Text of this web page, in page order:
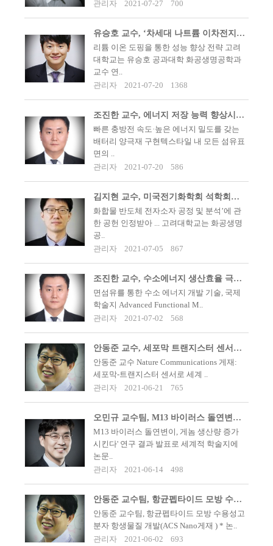
관리자
2021-07-27 700
유승호 교수, ‘차세대 나트륨 이차전지 양극 소재’ 개발
리튬 이온 도핑을 통한 성능 향상 전략 고려
대학교는 유승호 공과대학 화공생명공학과
교수 연..
관리자
2021-07-20 1368
조진한 교수, 에너지 저장 능력 향상시키는 텍스타일 기반 배터리 전극개발
빠른 충방전 속도·높은 에너지 밀도를 갖는
배터리 양극재 구현텍스타일 내 모든 섬유표
면의 ..
관리자
2021-07-20 586
김지현 교수, 미국전기화학회 석학회원에 선정되다.
화합물 반도체 전자소자 공정 및 분석’에 관
한 공헌 인정받아 ... 고려대학교는 화공생명
공..
관리자
2021-07-05 867
조진한 교수, 수소에너지 생산효율 극대화하는 면섬유 기반 물 분해 전극개발
면섬유를 통한 수소 에너지 개발 기술, 국제
학술지 Advanced Functional M..
관리자
2021-07-02 568
안동준 교수, 세포막 트랜지스터 센서로 Nature Communications 게재
안동준 교수 Nature Communications 게재:
세포막-트랜지스터 센서로 세계 ..
관리자
2021-06-21 765
오민규 교수팀, M13 바이러스 돌연변이로 단일가닥 DNA 대량생산 방법 개발
M13 바이러스 돌연변이, 게놈 생산량 증가
시킨다' 연구 결과 발표로 세계적 학술지에
논문..
관리자
2021-06-14 498
안동준 교수팀, 항균펩타이드 모방 수용성고분자 항생물질 개발
안동준 교수팀, 항균펩타이드 모방 수용성고
분자 항생물질 개발(ACS Nano게재 ) * 논..
관리자
2021-06-02 693